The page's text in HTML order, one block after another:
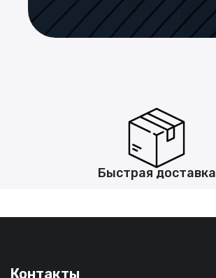
Быстрая доставка
Контакты